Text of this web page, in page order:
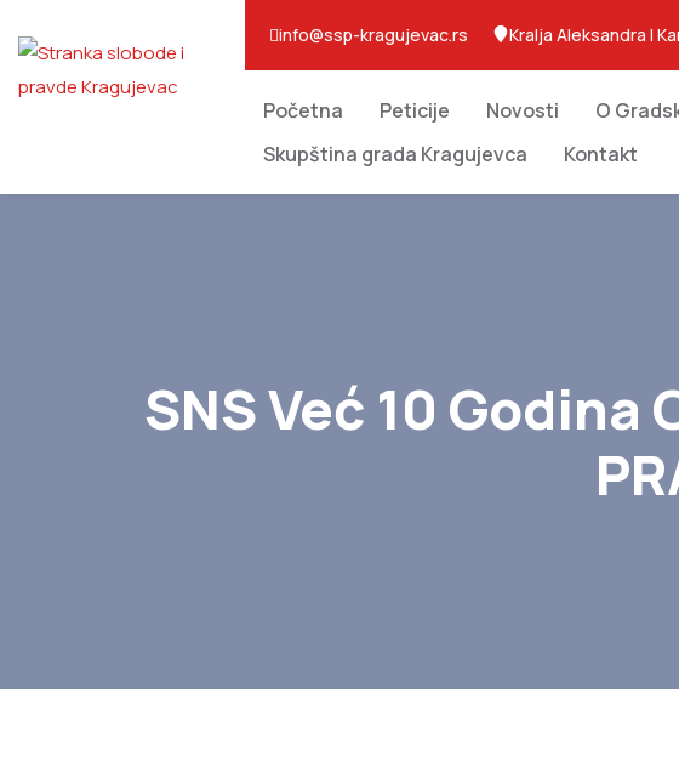
info@ssp-kragujevac.rs Kralja Aleksandra I
Početna Peticije Novosti
O
Skupština grada Kragujevca
Kontakt
SNS Već 10 Godina